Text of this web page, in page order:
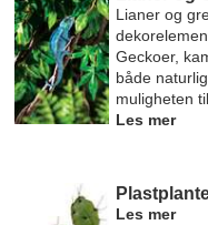
Lianer og
Geckoer,
både
muligheten
Les mer
Les mer